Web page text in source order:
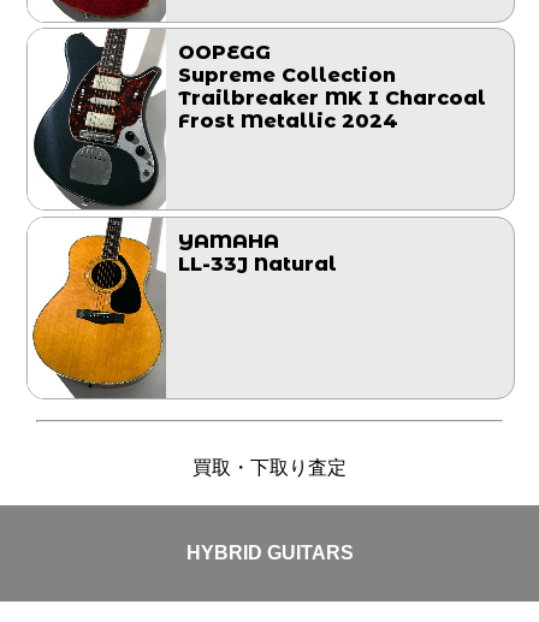
OOPEGG
Supreme Collection
Trailbreaker MK I Charcoal
Frost Metallic 2024
YAMAHA
LL-33J Natural
買取・下取り査定
HYBRID GUITARS